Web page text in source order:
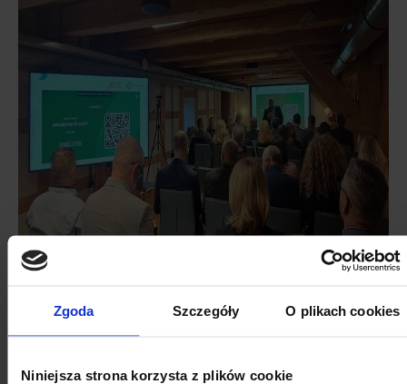
Zgoda Szczegóły O plikach cookies
Niniejsza strona korzysta z plików cookie